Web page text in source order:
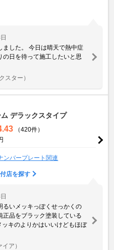
ました。 今日は晴天で熱中症
日を待って施工したいと思
スター）
デラックスタイプ
（420件）
ンバープレート関連
店を探す
るいメッキっぽくせっかくの
品をブラック塗装している
キのよりかはいいけどもほぼ
ア）